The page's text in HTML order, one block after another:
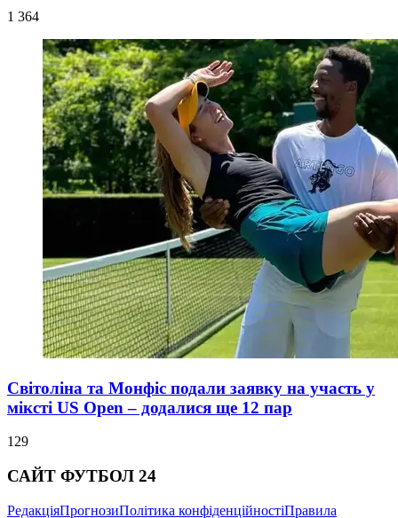
1 364
Світоліна та Монфіс подали заявку на участь у
міксті US Open – додалися ще 12 пар
129
САЙТ ФУТБОЛ 24
РедакціяПрогнозиПолітика конфіденційностіПравила